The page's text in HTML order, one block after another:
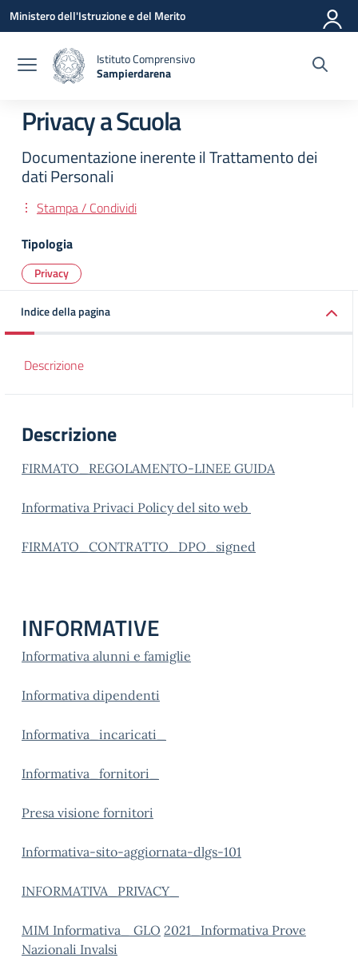
Vai ai contenuti
Vai al menu di navigazione
Vai al footer
Ministero dell'Istruzione e del Merito
Istituto Comprensivo
Sampierdarena
Privacy a Scuola
Documentazione inerente il Trattamento dei
dati Personali
Stampa / Condividi
Tipologia
Privacy
Indice della pagina
Descrizione
Descrizione
FIRMATO_REGOLAMENTO-LINEE GUIDA
Informativa Privaci Policy del sito web
FIRMATO_CONTRATTO_DPO_signed
INFORMATIVE
Informativa alunni e famiglie
Informativa dipendenti
Informativa_incaricati_
Informativa_fornitori_
Presa visione fornitori
Informativa-sito-aggiornata-dlgs-101
INFORMATIVA_PRIVACY_
MIM Informativa_ GLO 2021_Informativa Prove
Nazionali Invalsi